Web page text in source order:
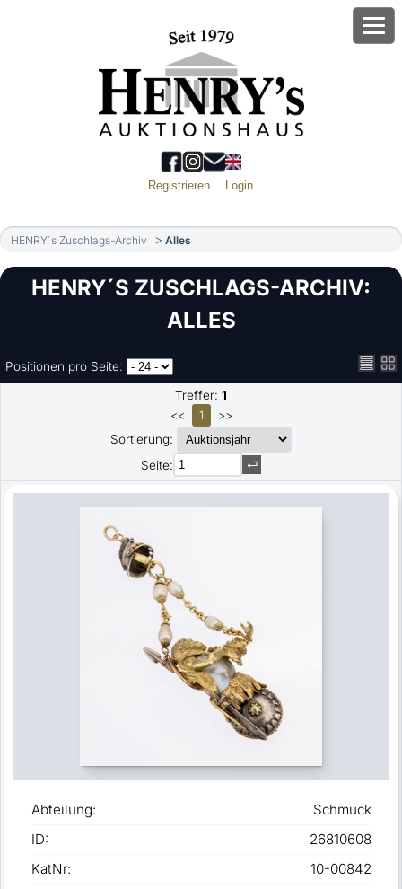
Registrieren Login
HENRY´s Zuschlags-Archiv Alles
HENRY´S ZUSCHLAGS-ARCHIV:
ALLES
Positionen pro Seite:
Treffer: 1
<< 1 >>
Sortierung:
Seite:
Abteilung:
Schmuck
ID:
26810608
KatNr:
10-00842